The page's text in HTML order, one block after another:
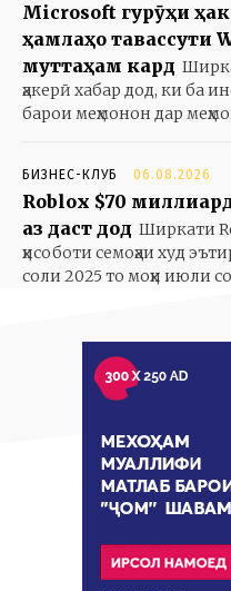
Microsoft гурӯҳи
ҳамлаҳо тавассути
муттаҳам кард
ҳакерӣ хабар дод, ки ба
барои меҳмонон дар
БИЗНЕС-КЛУБ 06.08.2026
Roblox $70
аз даст дод Ширкати
ҳисоботи семоҳаи худ
соли 2025 то моҳи июли